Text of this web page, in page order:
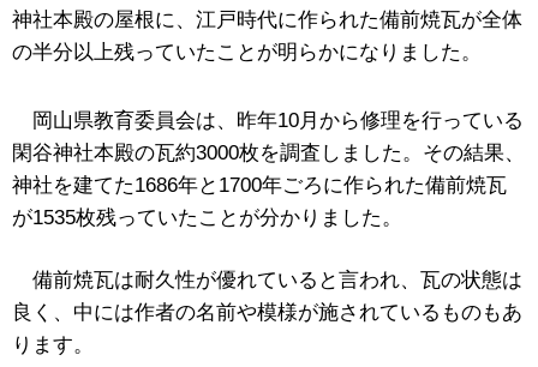
神社本殿の屋根に、江戸時代に作られた備前焼瓦が全体
の半分以上残っていたことが明らかになりました。
岡山県教育委員会は、昨年10月から修理を行っている
閑谷神社本殿の瓦約3000枚を調査しました。その結果、
神社を建てた1686年と1700年ごろに作られた備前焼瓦
が1535枚残っていたことが分かりました。
備前焼瓦は耐久性が優れていると言われ、瓦の状態は
良く、中には作者の名前や模様が施されているものもあ
ります。